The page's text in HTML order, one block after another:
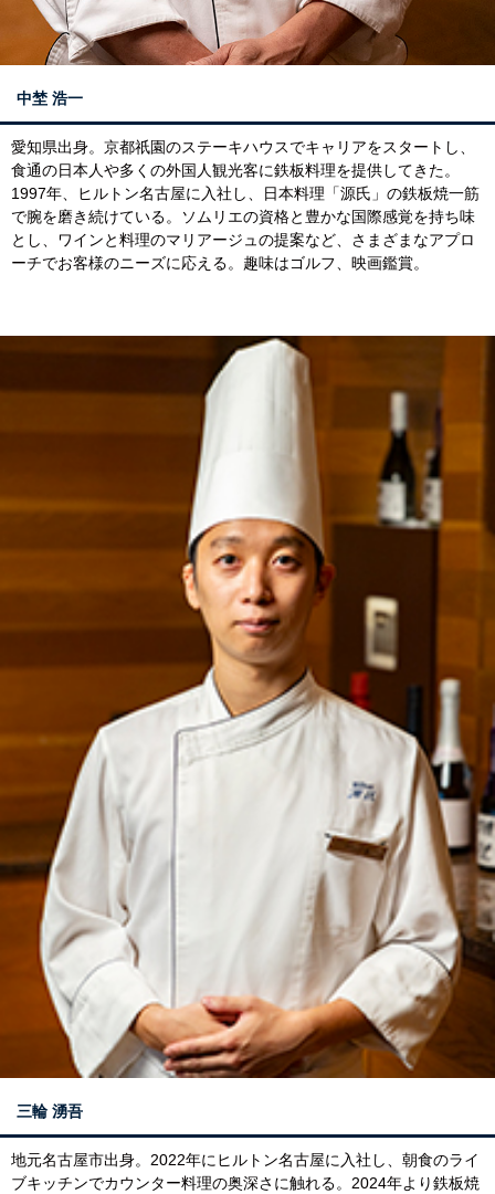
中埜 浩一
愛知県出身。京都祇園のステーキハウスでキャリアをスタートし、
食通の日本人や多くの外国人観光客に鉄板料理を提供してきた。
1997年、ヒルトン名古屋に入社し、日本料理「源氏」の鉄板焼一筋
で腕を磨き続けている。ソムリエの資格と豊かな国際感覚を持ち味
とし、ワインと料理のマリアージュの提案など、さまざまなアプロ
ーチでお客様のニーズに応える。趣味はゴルフ、映画鑑賞。
三輪 湧吾
地元名古屋市出身。2022年にヒルトン名古屋に入社し、朝食のライ
ブキッチンでカウンター料理の奥深さに触れる。2024年より鉄板焼